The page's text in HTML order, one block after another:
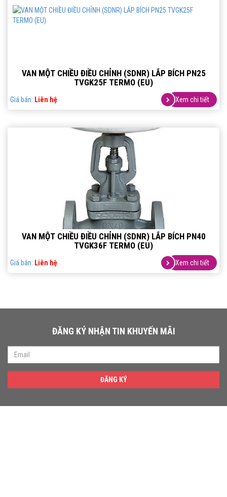
VAN MỘT CHIỀU ĐIỀU CHỈNH (SDNR) LẮP BÍCH PN25
TVGK25F TERMO (EU)
Giá bán: Liên hệ Xem chi tiết
VAN MỘT CHIỀU ĐIỀU CHỈNH (SDNR) LẮP BÍCH PN40
TVGK36F TERMO (EU)
Giá bán: Liên hệ Xem chi tiết
ĐĂNG KÝ NHẬN TIN KHUYẾN MÃI
ĐĂNG KÝ